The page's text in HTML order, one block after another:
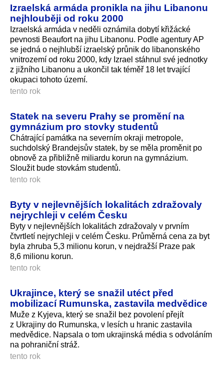
Izraelská armáda pronikla na jihu Libanonu
nejhlouběji od roku 2000
Izraelská armáda v neděli oznámila dobytí křižácké
pevnosti Beaufort na jihu Libanonu. Podle agentury AP
se jedná o nejhlubší izraelský průnik do libanonského
vnitrozemí od roku 2000, kdy Izrael stáhnul své jednotky
z jižního Libanonu a ukončil tak téměř 18 let trvající
okupaci tohoto území.
tento rok
Statek na severu Prahy se promění na
gymnázium pro stovky studentů
Chátrající památka na severním okraji metropole,
suchdolský Brandejsův statek, by se měla proměnit po
obnově za přibližně miliardu korun na gymnázium.
Sloužit bude stovkám studentů.
tento rok
Byty v nejlevnějších lokalitách zdražovaly
nejrychleji v celém Česku
Byty v nejlevnějších lokalitách zdražovaly v prvním
čtvrtletí nejrychleji v celém Česku. Průměrná cena za byt
byla zhruba 5,3 milionu korun, v nejdražší Praze pak
8,6 milionu korun.
tento rok
Ukrajince, který se snažil utéct před
mobilizací Rumunska, zastavila medvědice
Muže z Kyjeva, který se snažil bez povolení přejít
z Ukrajiny do Rumunska, v lesích u hranic zastavila
medvědice. Napsala o tom ukrajinská média s odvoláním
na pohraniční stráž.
tento rok